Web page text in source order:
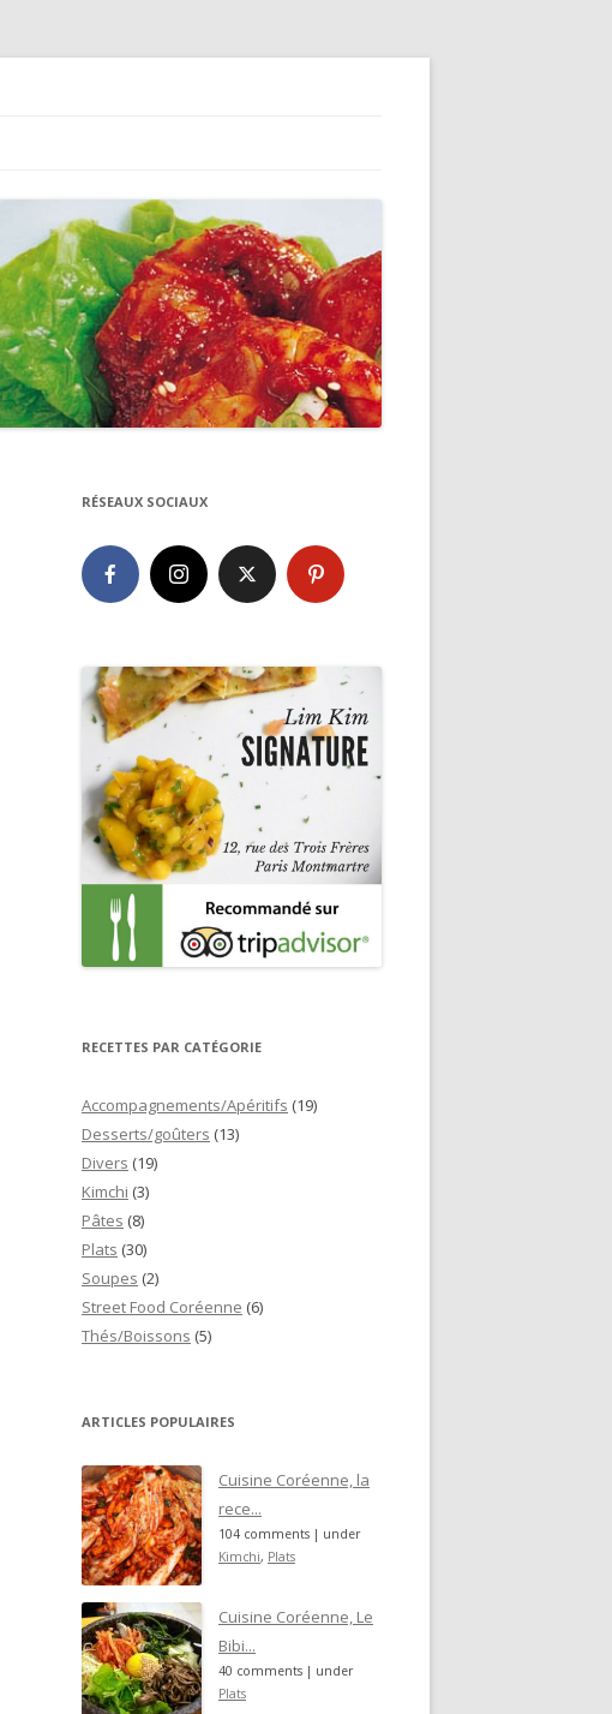
RÉSEAUX SOCIAUX
RECETTES PAR CATÉGORIE
Accompagnements/Apéritifs (19)
Desserts/goûters (13)
Divers (19)
Kimchi (3)
Pâtes (8)
Plats (30)
Soupes (2)
Street Food Coréenne (6)
Thés/Boissons (5)
ARTICLES POPULAIRES
Cuisine Coréenne, la
rece...
104 comments | under
Kimchi, Plats
Cuisine Coréenne, Le
Bibi...
40 comments | under
Plats